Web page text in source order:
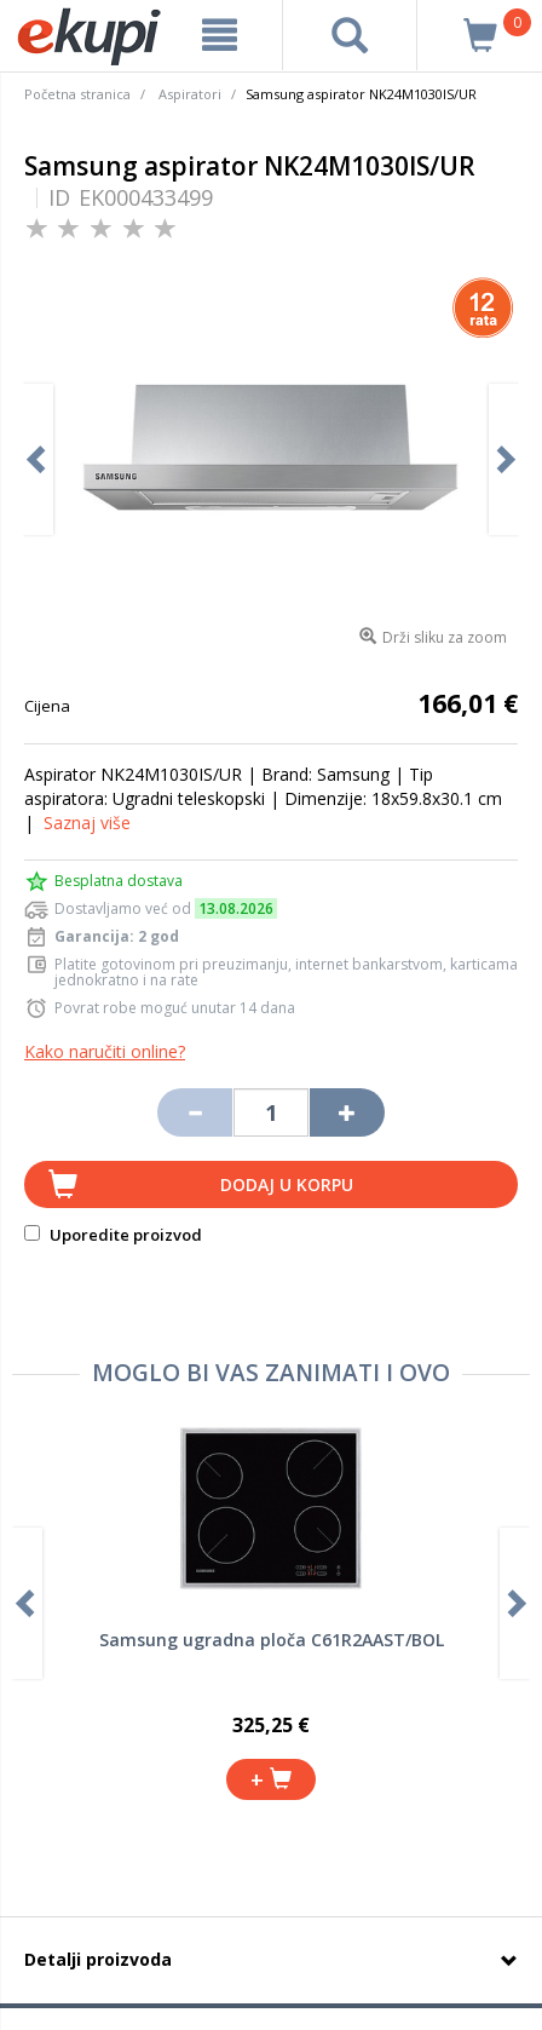
0
Početna stranica Aspiratori Samsung aspirator NK24M1030IS/UR
Samsung aspirator NK24M1030IS/UR
ID EK000433499
Drži sliku za zoom
Cijena 166,01 €
Aspirator NK24M1030IS/UR | Brand: Samsung | Tip
aspiratora: Ugradni teleskopski | Dimenzije: 18x59.8x30.1 cm
| Saznaj više
Besplatna dostava
Dostavljamo već od 13.08.2026
Garancija: 2 god
Platite gotovinom pri preuzimanju, internet bankarstvom, karticama
jednokratno i na rate
Povrat robe moguć unutar 14 dana
Kako naručiti online?
DODAJ U KORPU
Uporedite proizvod
MOGLO BI VAS ZANIMATI I OVO
Samsung ugradna ploča C61R2AAST/BOL
325,25 €
+
Detalji proizvoda